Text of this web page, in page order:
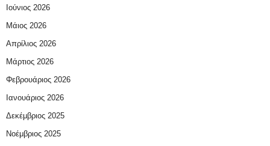
Ιούνιος 2026
Μάιος 2026
Απρίλιος 2026
Μάρτιος 2026
Φεβρουάριος 2026
Ιανουάριος 2026
Δεκέμβριος 2025
Νοέμβριος 2025